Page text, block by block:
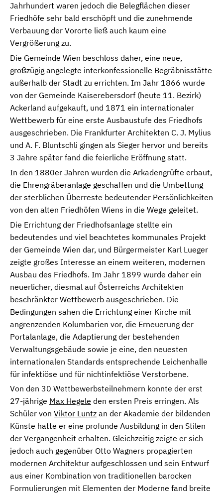
Jahrhundert waren jedoch die Belegflächen dieser
Friedhöfe sehr bald erschöpft und die zunehmende
Verbauung der Vororte ließ auch kaum eine
Vergrößerung zu.
Die Gemeinde Wien beschloss daher, eine neue,
großzügig angelegte interkonfessionelle Begräbnisstätte
außerhalb der Stadt zu errichten. Im Jahr 1866 wurde
von der Gemeinde Kaiserebersdorf (heute 11. Bezirk)
Ackerland aufgekauft, und 1871 ein internationaler
Wettbewerb für eine erste Ausbaustufe des Friedhofs
ausgeschrieben. Die Frankfurter Architekten C. J. Mylius
und A. F. Bluntschli gingen als Sieger hervor und bereits
3 Jahre später fand die feierliche Eröffnung statt.
In den 1880er Jahren wurden die Arkadengrüfte erbaut,
die Ehrengräberanlage geschaffen und die Umbettung
der sterblichen Überreste bedeutender Persönlichkeiten
von den alten Friedhöfen Wiens in die Wege geleitet.
Die Errichtung der Friedhofsanlage stellte ein
bedeutendes und viel beachtetes kommunales Projekt
der Gemeinde Wien dar, und Bürgermeister Karl Lueger
zeigte großes Interesse an einem weiteren, modernen
Ausbau des Friedhofs. Im Jahr 1899 wurde daher ein
neuerlicher, diesmal auf Österreichs Architekten
beschränkter Wettbewerb ausgeschrieben. Die
Bedingungen sahen die Errichtung einer Kirche mit
angrenzenden Kolumbarien vor, die Erneuerung der
Portalanlage, die Adaptierung der bestehenden
Verwaltungsgebäude sowie je eine, den neuesten
internationalen Standards entsprechende Leichenhalle
für infektiöse und für nichtinfektiöse Verstorbene.
Von den 30 Wettbewerbsteilnehmern konnte der erst
27-jährige Max Hegele den ersten Preis erringen. Als
Schüler von Viktor Luntz an der Akademie der bildenden
Künste hatte er eine profunde Ausbildung in den Stilen
der Vergangenheit erhalten. Gleichzeitig zeigte er sich
jedoch auch gegenüber Otto Wagners propagierten
modernen Architektur aufgeschlossen und sein Entwurf
aus einer Kombination von traditionellen barocken
Formulierungen mit Elementen der Moderne fand breite